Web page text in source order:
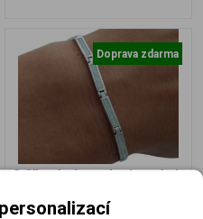
Doprava zdarma
Stříbrný náramek s jemnými
nadčasové elegance